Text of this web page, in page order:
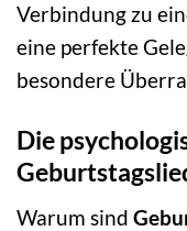
Verbindung zu
eine perfekte
besondere
Die
Warum sind